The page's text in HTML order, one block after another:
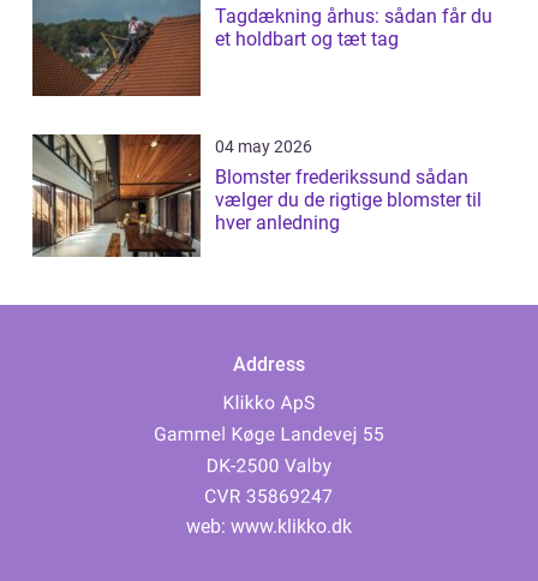
Tagdækning århus: sådan får du
et holdbart og tæt tag
04 may 2026
Blomster frederikssund sådan
vælger du de rigtige blomster til
hver anledning
Address
web: www.klikko.dk